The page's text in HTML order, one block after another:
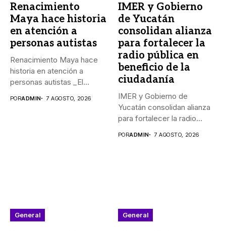
Renacimiento
Maya hace historia
en atención a
personas autistas
Renacimiento Maya hace
historia en atención a
personas autistas _El
PORADMIN 7 AGOSTO, 2026
IMER y Gobierno
de Yucatán
consolidan alianza
para fortalecer la
radio pública en
beneficio de la
ciudadanía
IMER y Gobierno de
Yucatán consolidan alianza
para fortalecer la radio
PORADMIN 7 AGOSTO, 2026
General General